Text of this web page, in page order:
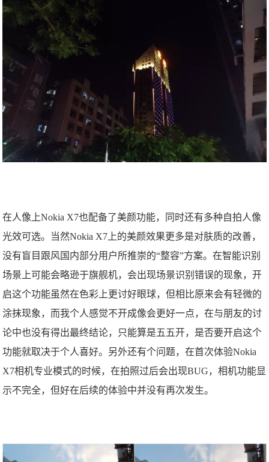
在人像上Nokia X7也配备了美颜功能，同时还有多种自拍人像
光效可选。当然Nokia X7上的美颜效果更多是对肤质的改善，
没有盲目跟风国内部分用户所推崇的“整容”方案。在智能识别
场景上可能会略逊于旗舰机，会出现场景识别错误的现象，开
启这个功能虽然在色彩上更讨好眼球，但相比原来会有轻微的
涂抹现象，而我个人感觉不开成像会更好一点，在与朋友的讨
论中也没有得出最终结论，只能算是五五开，是否要开启这个
功能就取决于个人喜好。另外还有个问题，在首次体验Nokia
X7相机专业模式的时候，在拍照过后会出现BUG，相机功能显
示不完全，但好在后续的体验中并没有再次发生。